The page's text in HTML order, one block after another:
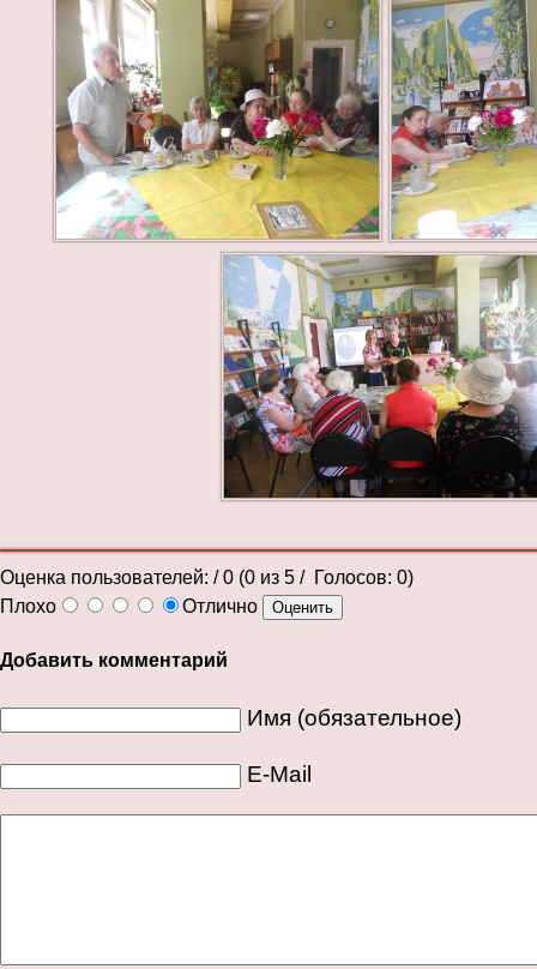
Оценка пользователей: / 0 (0 из 5 / Голосов: 0)
Плохо
Отлично
Добавить комментарий
Имя (обязательное)
E-Mail